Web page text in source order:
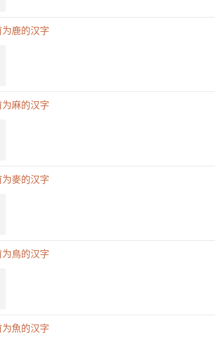
鹿的汉字
麻的汉字
麥的汉字
鳥的汉字
魚的汉字